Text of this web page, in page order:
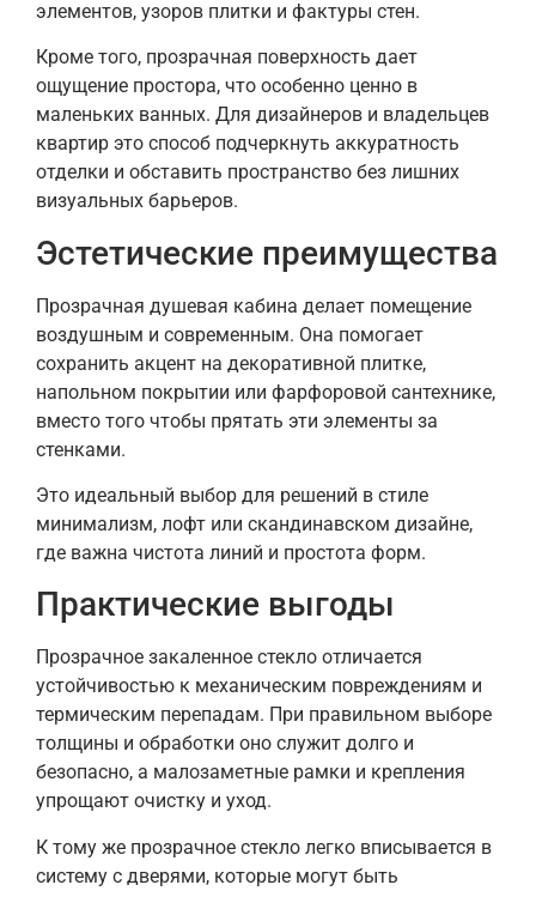
элементов, узоров плитки и фактуры стен.
Кроме того, прозрачная поверхность дает
ощущение простора, что особенно ценно в
маленьких ванных. Для дизайнеров и владельцев
квартир это способ подчеркнуть аккуратность
отделки и обставить пространство без лишних
визуальных барьеров.
Эстетические преимущества
Прозрачная душевая кабина делает помещение
воздушным и современным. Она помогает
сохранить акцент на декоративной плитке,
напольном покрытии или фарфоровой сантехнике,
вместо того чтобы прятать эти элементы за
стенками.
Это идеальный выбор для решений в стиле
минимализм, лофт или скандинавском дизайне,
где важна чистота линий и простота форм.
Практические выгоды
Прозрачное закаленное стекло отличается
устойчивостью к механическим повреждениям и
термическим перепадам. При правильном выборе
толщины и обработки оно служит долго и
безопасно, а малозаметные рамки и крепления
упрощают очистку и уход.
К тому же прозрачное стекло легко вписывается в
систему с дверями, которые могут быть